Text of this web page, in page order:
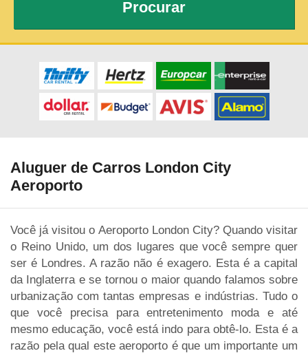
Procurar
Aluguer de Carros London City
Aeroporto
Você já visitou o Aeroporto London City? Quando visitar
o Reino Unido, um dos lugares que você sempre quer
ser é Londres. A razão não é exagero. Esta é a capital
da Inglaterra e se tornou o maior quando falamos sobre
urbanização com tantas empresas e indústrias. Tudo o
que você precisa para entretenimento moda e até
mesmo educação, você está indo para obtê-lo. Esta é a
razão pela qual este aeroporto é que um importante um